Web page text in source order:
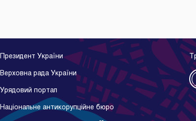
Президент України
Верховна рада України
Урядовий портал
Національне антикорупційне бюро